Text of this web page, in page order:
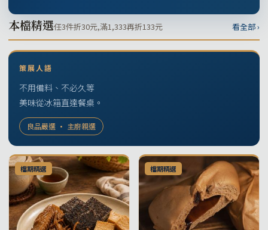
本檔精選任3件折30元,滿1,333再折133元 看全部 ›
策展人語
不用備料、不必久等
美味從冰箱直達餐桌。
良品嚴選 · 主廚親選
檔期精選 檔期精選